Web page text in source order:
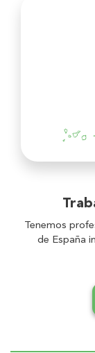
Tenemos
de España